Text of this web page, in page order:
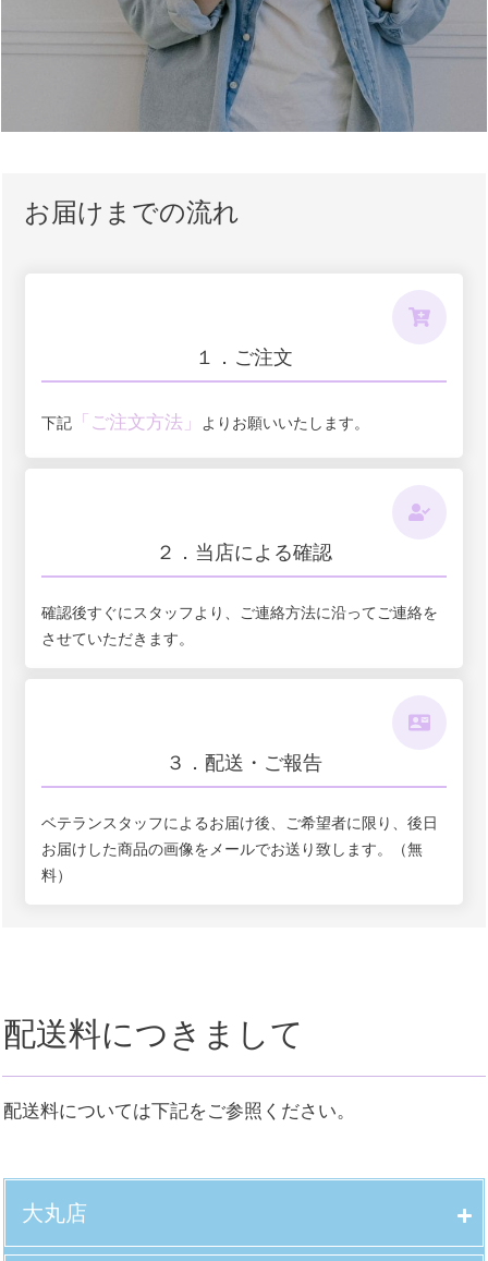
お届けまでの流れ
１．ご注文
下記 「ご注文方法」 よりお願いいたします。
２．当店による確認
確認後すぐにスタッフより、ご連絡方法に沿ってご連絡を
させていただきます。
３．配送・ご報告
ベテランスタッフによるお届け後、ご希望者に限り、後日
お届けした商品の画像をメールでお送り致します。（無
料）
配送料につきまして
配送料については下記をご参照ください。
大丸店